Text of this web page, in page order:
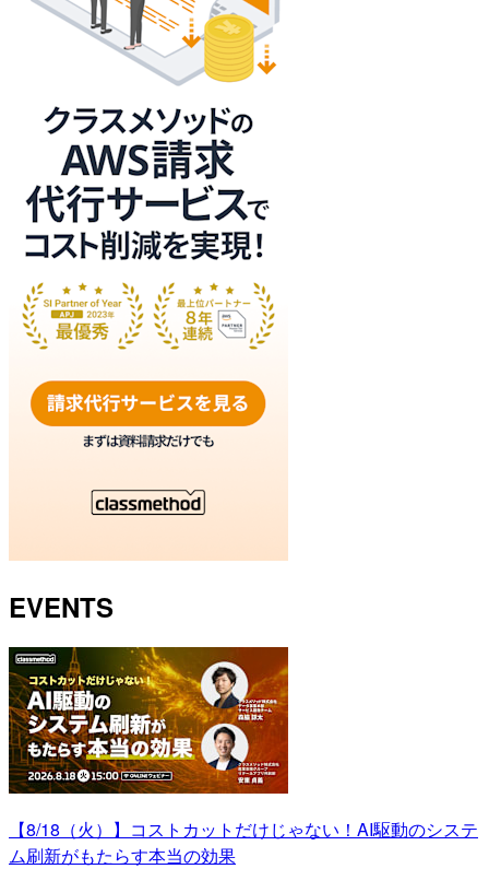
EVENTS
【8/18（火）】コストカットだけじゃない！AI駆動のシステ
ム刷新がもたらす本当の効果